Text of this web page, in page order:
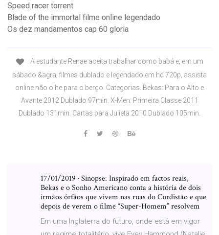
Speed racer torrent
Blade of the immortal filme online legendado
Os dez mandamentos cap 60 gloria
A estudante Renae aceita trabalhar como babá e, em um
sábado &agra, filmes dublado e legendado em hd 720p, assista
online não olhe para o berço. Categorias. Bekas: Para o Alto e
Avante 2012 Dublado 97min. X-Men: Primeira Classe 2011
Dublado 131min. Cartas para Julieta 2010 Dublado 105min.
17/01/2019 · Sinopse: Inspirado em factos reais,
Bekas e o Sonho Americano conta a história de dois
irmãos órfãos que vivem nas ruas do Curdistão e que
depois de verem o filme “Super-Homem” resolvem
Em uma Inglaterra do futuro, onde está em vigor